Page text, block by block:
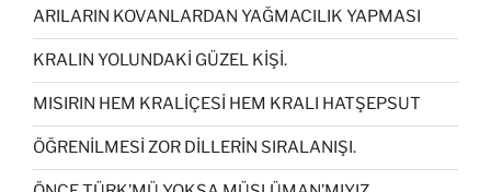
ARILARIN KOVANLARDAN YAĞMACILIK YAPMASI
KRALIN YOLUNDAKİ GÜZEL KİŞİ.
MISIRIN HEM KRALİÇESİ HEM KRALI HATŞEPSUT
ÖĞRENİLMESİ ZOR DİLLERİN SIRALANIŞI.